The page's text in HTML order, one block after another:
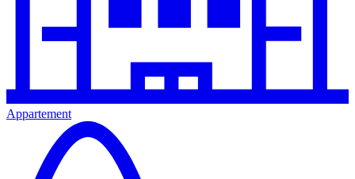
Appartement